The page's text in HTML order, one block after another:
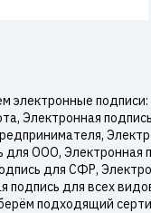
электронные
Электронная
для ООО, Электронная
для СФР,
подпись для всех
подходящий